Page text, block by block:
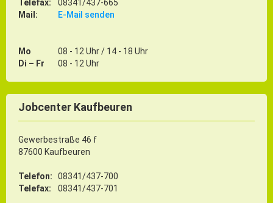
Telefax:
08341/437-665
Mail:
E-Mail senden
Mo
08 - 12 Uhr / 14 - 18 Uhr
Di – Fr
08 - 12 Uhr
Jobcenter Kaufbeuren
Gewerbestraße 46 f
87600 Kaufbeuren
Telefon:
08341/437-700
Telefax:
08341/437-701